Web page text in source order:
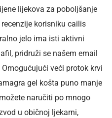
lijekova za poboljšanje
korisniku cailis
jelo ima isti aktivni
pridruži se našem email
veći protok krvi
gel košta puno manje
naručiti po mnogo
u običnoj ljekarni,